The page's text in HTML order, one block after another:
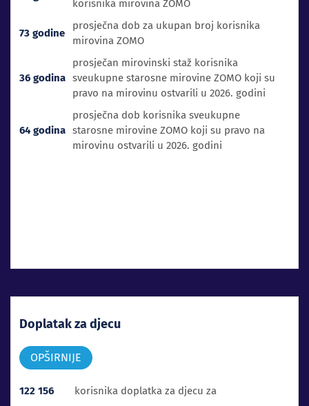
korisnika mirovina ZOMO
73 godine
prosječna dob za ukupan broj korisnika
mirovina ZOMO
36 godina
prosječan mirovinski staž korisnika
sveukupne starosne mirovine ZOMO koji su
pravo na mirovinu ostvarili u 2026. godini
64 godina
prosječna dob korisnika sveukupne
starosne mirovine ZOMO koji su pravo na
mirovinu ostvarili u 2026. godini
Doplatak za djecu
OPŠIRNIJE
122 156
korisnika doplatka za djecu za